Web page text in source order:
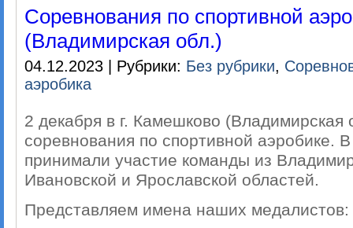
—
и
первенства
воздушной
гимнастики!
Соревнования по спортивной
(Владимирская обл.)
04.12.2023 | Рубрики: Без рубрики,
аэробика
2 декабря в г. Камешково (Владимирская
соревнования по спортивной аэробике.
принимали участие команды из
Ивановской и Ярославской областей.
Представляем имена наших медалистов: